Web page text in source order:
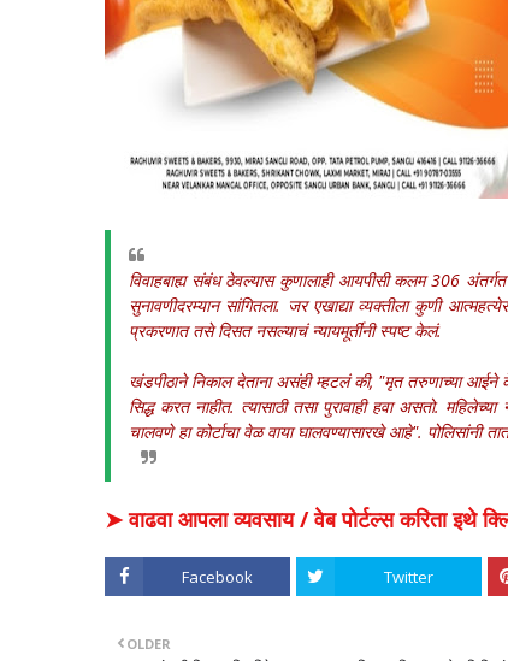
विवाहबाह्य संबंध ठेवल्यास कुणालाही आयपीसी कलम 306 अंतर्गत
सुनावणीदरम्यान सांगितला. जर एखाद्या व्यक्तीला कुणी
प्रकरणात तसे दिसत नसल्याचं न्यायमूर्तींनी स्पष्ट केलं.
खंडपीठाने निकाल देताना असंही म्हटलं की, "मृत तरुणाच्या
सिद्ध करत नाहीत. त्यासाठी तसा पुरावाही हवा असतो.
चालवणे हा कोर्टाचा वेळ वाया घालवण्यासारखे आहे". पोलिसांनी
➤ वाढवा आपला व्यवसाय / वेब पोर्टल्स करिता
Facebook Twitter
OLDER